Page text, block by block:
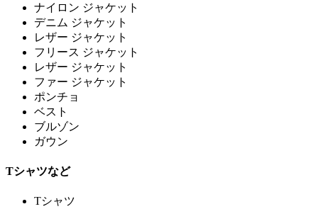
ナイロン ジャケット
デニム ジャケット
レザー ジャケット
フリース ジャケット
レザー ジャケット
ファー ジャケット
ポンチョ
ベスト
ブルゾン
ガウン
Tシャツなど
Tシャツ